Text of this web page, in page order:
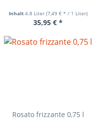
Inhalt 4.8 Liter (7,49 € * / 1 Liter)
35,95 € *
Rosato frizzante 0,75 l